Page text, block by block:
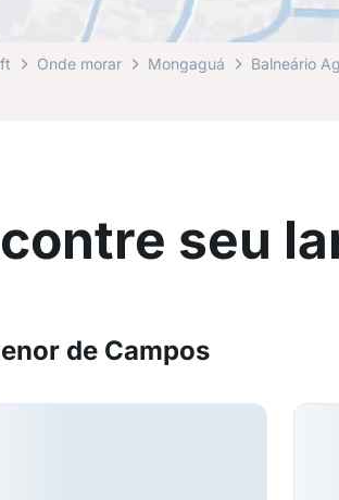
Onde morar Mongaguá Balneário
seu
de Campos